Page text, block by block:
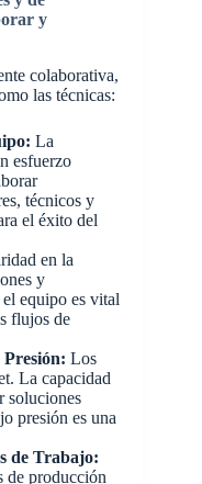
y
colaborativa,
las técnicas:
La
esfuerzo
técnicos y
el éxito del
en la
y
equipo es vital
flujos de
Presión: Los
La capacidad
soluciones
presión es una
de Trabajo:
de producción